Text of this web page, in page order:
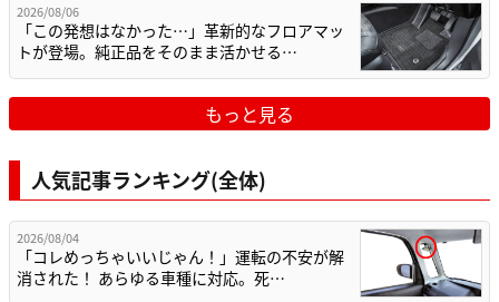
2026/08/06
「この発想はなかった…」革新的なフロアマッ
トが登場。純正品をそのまま活かせる…
もっと見る
人気記事ランキング(全体)
2026/08/04
「コレめっちゃいいじゃん！」運転の不安が解
消された！ あらゆる車種に対応。死…